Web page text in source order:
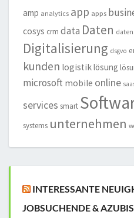
amp analytics app apps
cosys crm data Daten
Digitalisierung dsgvo
kunden logistiklösung
microsoft mobile online
services smart
systems unternehmen
INTERESSANTE
JOBSUCHENDE & AZUBIS